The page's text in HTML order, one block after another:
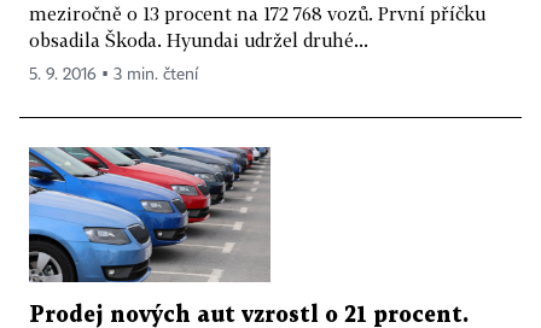
meziročně o 13 procent na 172 768 vozů. První příčku
obsadila Škoda. Hyundai udržel druhé...
5. 9. 2016 ▪ 3 min. čtení
Prodej nových aut vzrostl o 21 procent.